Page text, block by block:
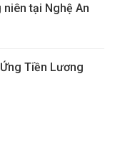
tại Nghệ An
Tiền Lương